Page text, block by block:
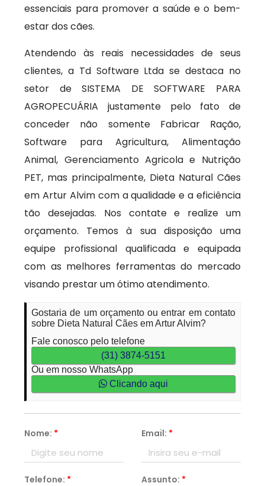
essenciais para promover a saúde e o bem-
estar dos cães.
Atendendo às reais necessidades de seus
clientes, a Td Software Ltda se destaca no
setor de SISTEMA DE SOFTWARE PARA
AGROPECUÁRIA justamente pelo fato de
conceder não somente Fabricar Ração,
Software para Agricultura, Alimentação
Animal, Gerenciamento Agricola e Nutrição
PET, mas principalmente, Dieta Natural Cães
em Artur Alvim com a qualidade e a eficiência
tão desejadas. Nos contate e realize um
orçamento. Temos à sua disposição uma
equipe profissional qualificada e equipada
com as melhores ferramentas do mercado
visando prestar um ótimo atendimento.
Gostaria de um orçamento ou entrar em contato
sobre Dieta Natural Cães em Artur Alvim?
Fale conosco pelo telefone
(31) 3874-5151
Ou em nosso WhatsApp
Clicando aqui
Nome: * Email: *
Telefone: * Assunto: *